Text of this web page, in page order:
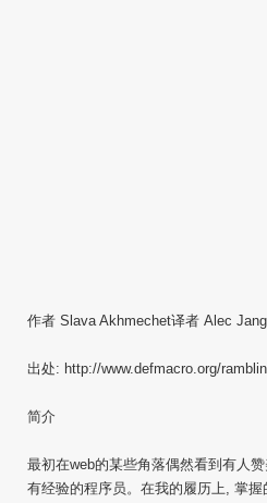
作者 Slava Akhmechet译者 Alec Jang
出处: http://www.defmacro.org/
简介
最初在web的某些角落偶然看到有人
有经验的程序员。在我的履历上, 掌